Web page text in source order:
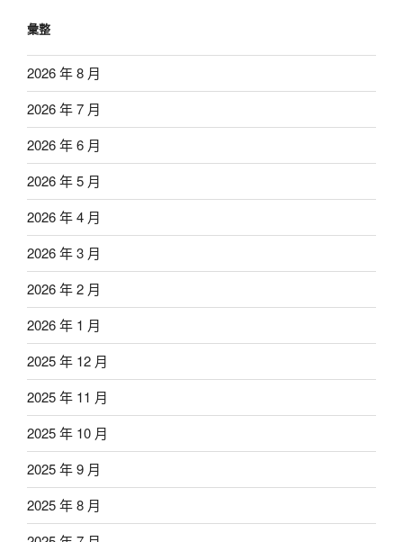
彙整
2026 年 8 月
2026 年 7 月
2026 年 6 月
2026 年 5 月
2026 年 4 月
2026 年 3 月
2026 年 2 月
2026 年 1 月
2025 年 12 月
2025 年 11 月
2025 年 10 月
2025 年 9 月
2025 年 8 月